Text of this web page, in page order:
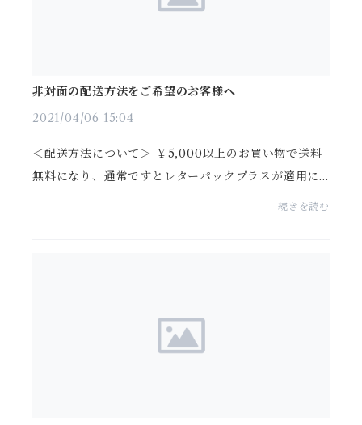
非対面の配送方法をご希望のお客様へ
2021/04/06 15:04
＜配送方法について＞ ￥5,000以上のお買い物で送料
無料になり、通常ですとレターパックプラスが適用に
なりますが、もし郵便配達局員からの手渡し（対面）
続きを読む